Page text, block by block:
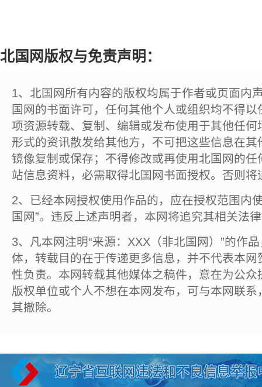
北国网版权与免责声明：
1、北国网所有内容的版权均属于作者或页面内
国网的书面许可，任何其他个人或组织均不得
项资源转载、复制、编辑或发布使用于其他任
形式的资讯散发给其他方，不可把这些信息在
镜像复制或保存；不得修改或再使用北国网的
站信息资料，必需取得北国网书面授权。否则将
2、已经本网授权使用作品的，应在授权范围内
国网”。违反上述声明者，本网将追究其相关法
3、凡本网注明“来源：XXX（非北国网）”的作
体，转载目的在于传递更多信息，并不代表本
性负责。本网转载其他媒体之稿件，意在为公
版权单位或个人不想在本网发布，可与本网联
其撤除。